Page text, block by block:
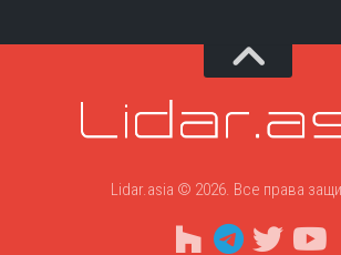
Lidar.asia © 2026. Все права